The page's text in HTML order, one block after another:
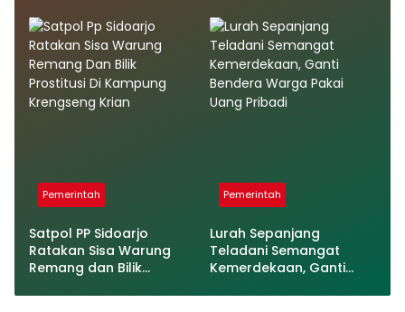
Berdasarkan
Pengalaman dan
Kompetensi
Pemerintah
Satpol PP Sidoarjo
Ratakan Sisa Warung
Remang dan Bilik
Pemerintah
Lurah Sepanjang
Teladani Semangat
Kemerdekaan, Ganti